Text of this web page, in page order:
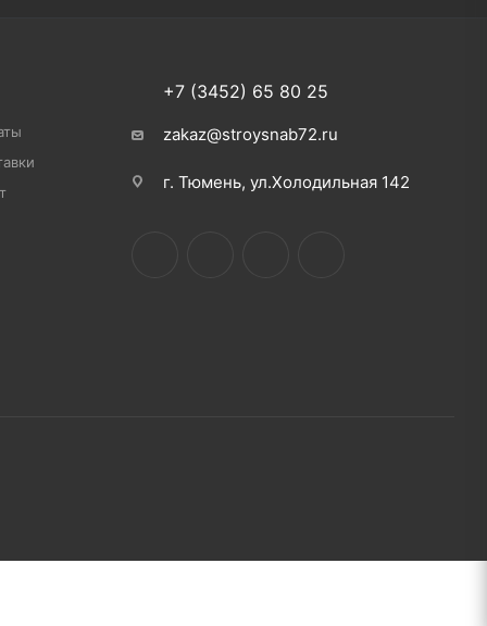
+7 (3452) 65 80 25
zakaz@stroysnab72.ru
г. Тюмень, ул.Холодильная 142